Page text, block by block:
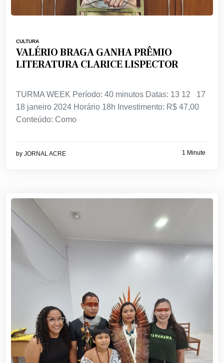
CULTURA
VALÉRIO BRAGA GANHA PRÊMIO
LITERATURA CLARICE LISPECTOR
TURMA WEEK Período: 40 minutos Datas: 13 12 17
18 janeiro 2024 Horário 18h Investimento: R$ 47,00
Conteúdo: Como
by JORNAL ACRE 1 Minute